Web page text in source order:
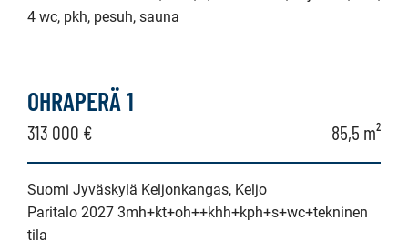
4 wc, pkh, pesuh, sauna
OHRAPERÄ 1
313 000 € 85,5 m²
Suomi Jyväskylä Keljonkangas, Keljo
Paritalo 2027 3mh+kt+oh++khh+kph+s+wc+tekninen
tila